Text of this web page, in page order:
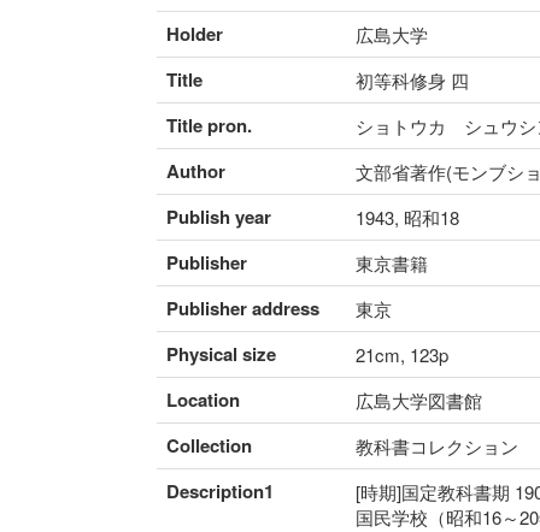
Holder 広島大学
Title 初等科修身 四
Title pron. ショトウカ シュウシ
Author 文部省著作(モンブシ
Publish year 1943, 昭和18
Publisher 東京書籍
Publisher address 東京
Physical size 21cm, 123p
Location 広島大学図書館
Collection 教科書コレクション
Description1
[時期]国定教科書期
国民学校（昭和16～